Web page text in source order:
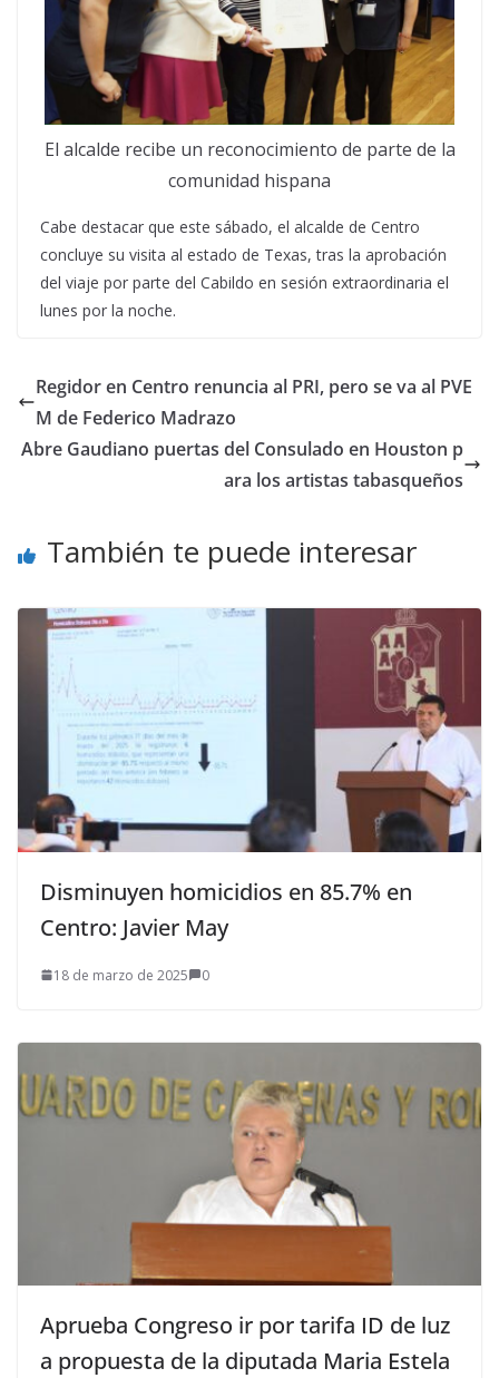
El alcalde recibe un reconocimiento de parte de la
comunidad hispana
Cabe destacar que este sábado, el alcalde de Centro
concluye su visita al estado de Texas, tras la aprobación
del viaje por parte del Cabildo en sesión extraordinaria el
lunes por la noche.
Regidor en Centro renuncia al PRI, pero se va al PVE
M de Federico Madrazo
Abre Gaudiano puertas del Consulado en Houston p
ara los artistas tabasqueños
También te puede interesar
Disminuyen homicidios en 85.7% en
Centro: Javier May
18 de marzo de 2025 0
Aprueba Congreso ir por tarifa ID de luz
a propuesta de la diputada Maria Estela